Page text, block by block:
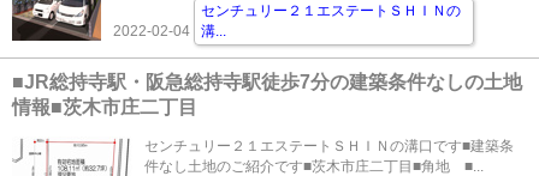
2022-02-04
センチュリー２１エステートＳＨＩＮの
溝...
■JR総持寺駅・阪急総持寺駅徒歩7分の建築条件なしの土地
情報■茨木市庄二丁目
センチュリー２１エステートＳＨＩＮの溝口です■建築条
件なし土地のご紹介です■茨木市庄二丁目■角地 ■...